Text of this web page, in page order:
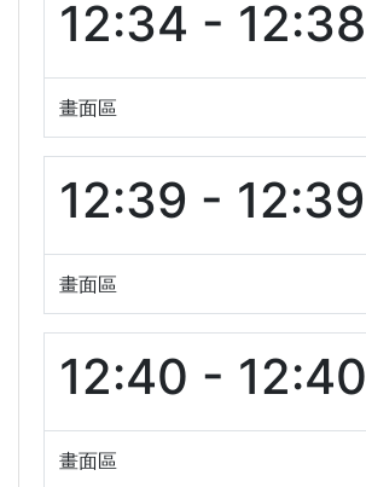
12:34 - 12:38
畫面區
12:39 - 12:39
畫面區
12:40 - 12:40
畫面區